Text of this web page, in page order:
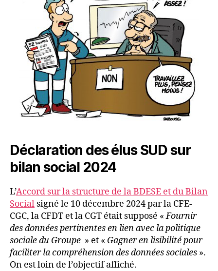
Déclaration des élus SUD sur
bilan social 2024
L’Accord sur la structure de la BDESE et du Bilan
Social signé le 10 décembre 2024 par la CFE-
CGC, la CFDT et la CGT était supposé «Fournir
des données pertinentes en lien avec la politique
sociale du Groupe » et « Gagner en lisibilité pour
faciliter la compréhension des données sociales ».
On est loin de l’objectif affiché.